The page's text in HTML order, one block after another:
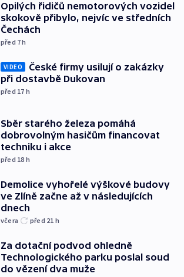
Opilých řidičů nemotorových vozidel
skokově přibylo, nejvíc ve středních
Čechách
před 7h
VIDEO
České firmy usilují o zakázky
při dostavbě Dukovan
před 17 h
Sběr starého železa pomáhá
dobrovolným hasičům financovat
techniku i akce
před 18 h
Demolice vyhořelé výškové budovy
ve Zlíně začne až v následujících
dnech
včera před 21 h
Za dotační podvod ohledně
Technologického parku poslal soud
do vězení dva muže